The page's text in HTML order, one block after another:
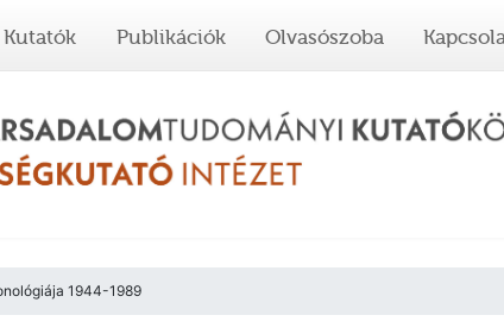
Kutatók Publikációk Olvasószoba
1944-1989